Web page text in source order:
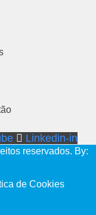
Linkedin-in
reservados. By:
de Cookies